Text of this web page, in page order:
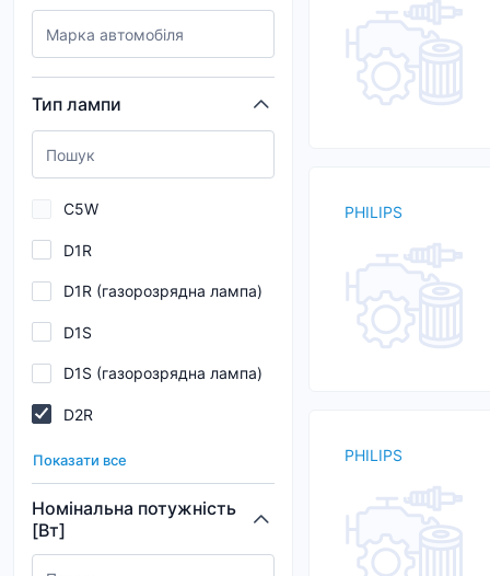
KAIXEN
MAGNETI MARELLI
MLUX
Narva
Neolux
OSRAM
OSSCA
PHILIPS
STARLINE
STARTVOLT
Тип лампи
C5W
D1R
D1R (газорозрядна лампа)
D1S
D1S (газорозрядна лампа)
D2R
D2R (газорозрядна лампа)
D2S (газорозрядна лампа)
Показати все
Номінальна потужність
[Вт]
PHILIPS
PHILIPS